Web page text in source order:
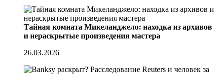
Тайная комната Микеланджело: находка из архивов
и нераскрытые произведения мастера
26.03.2026